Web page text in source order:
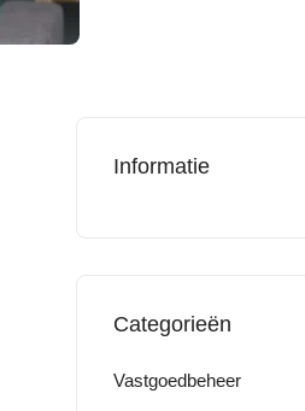
Informatie
Categorieën
Vastgoedbeheer